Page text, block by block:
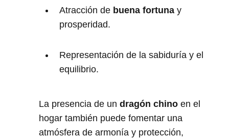
Atracción de buena fortuna y
prosperidad.
Representación de la sabiduría y el
equilibrio.
La presencia de un dragón chino en el
hogar también puede fomentar una
atmósfera de armonía y protección,